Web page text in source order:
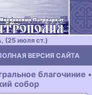
(25 июля ст.)
ВЕРСИЯ САЙТА
благочиние •
собор